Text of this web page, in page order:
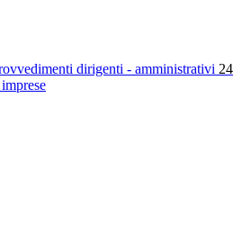
dirigenti - amministrativi 24